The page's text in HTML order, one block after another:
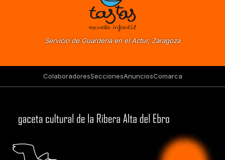
Servicio de Guardería en el Actur, Zaragoza
ColaboradoresSeccionesAnunciosComarca